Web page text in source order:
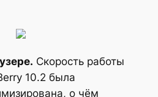
Скорость работы
10.2 была
о чём